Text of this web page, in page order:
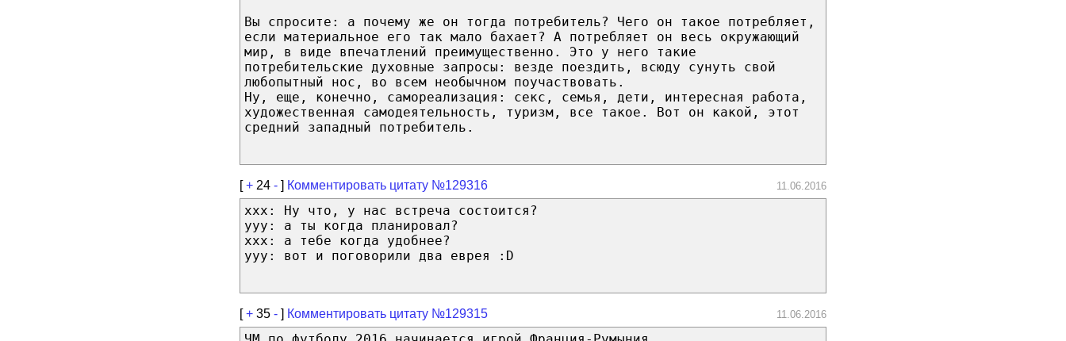
Вы спросите: а почему же он тогда потребитель? Чего он такое потребляет,
если материальное его так мало бахает? А потребляет он весь окружающий
мир, в виде впечатлений преимущественно. Это у него такие
потребительские духовные запросы: везде поездить, всюду сунуть свой
любопытный нос, во всем необычном поучаствовать.
Ну, еще, конечно, самореализация: секс, семья, дети, интересная работа,
художественная самодеятельность, туризм, все такое. Вот он какой, этот
средний западный потребитель.
[+ 24 - ] Комментировать цитату №129316 11.06.2016
xxx: Ну что, у нас встреча состоится?
yyy: а ты когда планировал?
xxx: а тебе когда удобнее?
yyy: вот и поговорили два еврея :D
[+ 35 - ] Комментировать цитату №129315 11.06.2016